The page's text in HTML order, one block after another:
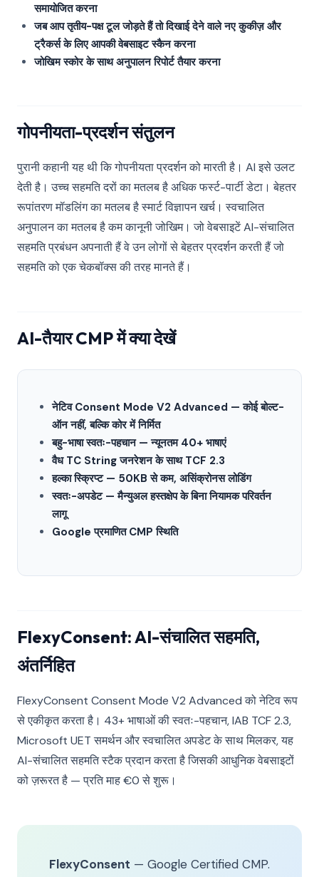
समायोजित करना
जब आप तृतीय-पक्ष टूल जोड़ते हैं तो दिखाई देने वाले नए कुकीज़ और
ट्रैकर्स के लिए आपकी वेबसाइट स्कैन करना
जोखिम स्कोर के साथ अनुपालन रिपोर्ट तैयार करना
गोपनीयता-प्रदर्शन संतुलन
पुरानी कहानी यह थी कि गोपनीयता प्रदर्शन को मारती है। AI इसे उलट
देती है। उच्च सहमति दरों का मतलब है अधिक फर्स्ट-पार्टी डेटा। बेहतर
रूपांतरण मॉडलिंग का मतलब है स्मार्ट विज्ञापन खर्च। स्वचालित
अनुपालन का मतलब है कम कानूनी जोखिम। जो वेबसाइटें AI-संचालित
सहमति प्रबंधन अपनाती हैं वे उन लोगों से बेहतर प्रदर्शन करती हैं जो
सहमति को एक चेकबॉक्स की तरह मानते हैं।
AI-तैयार CMP में क्या देखें
नेटिव Consent Mode V2 Advanced — कोई बोल्ट-
ऑन नहीं, बल्कि कोर में निर्मित
बहु-भाषा स्वतः-पहचान — न्यूनतम 40+ भाषाएं
वैध TC String जनरेशन के साथ TCF 2.3
हल्का स्क्रिप्ट — 50KB से कम, असिंक्रोनस लोडिंग
स्वतः-अपडेट — मैन्युअल हस्तक्षेप के बिना नियामक परिवर्तन
लागू
Google प्रमाणित CMP स्थिति
FlexyConsent: AI-संचालित सहमति,
अंतर्निहित
FlexyConsent Consent Mode V2 Advanced को नेटिव रूप
से एकीकृत करता है। 43+ भाषाओं की स्वतः-पहचान, IAB TCF 2.3,
Microsoft UET समर्थन और स्वचालित अपडेट के साथ मिलकर, यह
AI-संचालित सहमति स्टैक प्रदान करता है जिसकी आधुनिक वेबसाइटों
को ज़रूरत है — प्रति माह €0 से शुरू।
FlexyConsent — Google Certified CMP.